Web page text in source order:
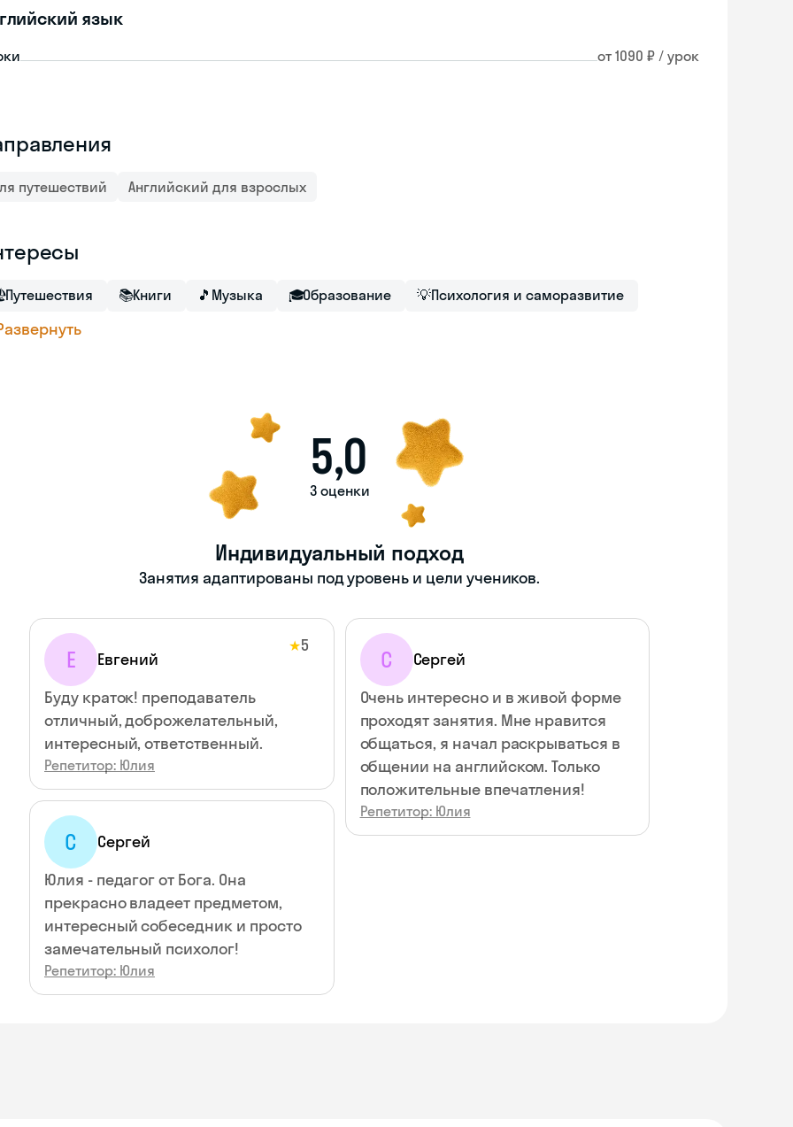
язык
от 1090 ₽ / урок
путешествий Английский для взрослых
Путешествия 📚Книги 🎵 Музыка 🎓Образование 💡Психология и саморазвитие
5,0
3 оценки
Индивидуальный подход
Занятия адаптированы под уровень и цели учеников.
Е Евгений
★5
Буду краток! преподаватель
отличный, доброжелательный,
интересный, ответственный.
Репетитор: Юлия
С
Сергей
Юлия - педагог от Бога. Она
прекрасно владеет предметом,
интересный собеседник и просто
замечательный психолог!
Репетитор: Юлия
С
Сергей
Очень интересно и в живой форме
проходят занятия. Мне нравится
общаться, я начал раскрываться в
общении на английском. Только
положительные впечатления!
Репетитор: Юлия